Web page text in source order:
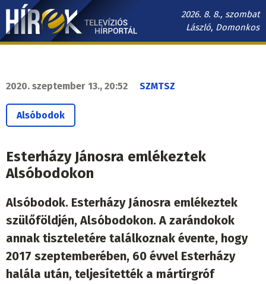
Ugrás
tartalomra
2026. 8. 8., szombat
László, Domonkos
Hírek.sk
2020. szeptember 13., 20:52 SZMTSZ
Alsóbodok
Esterházy Jánosra emlékeztek
Alsóbodokon
Alsóbodok. Esterházy Jánosra emlékeztek
szülőföldjén, Alsóbodokon. A zarándokok
annak tiszteletére találkoznak évente, hogy
2017 szeptemberében, 60 évvel Esterházy
halála után, teljesítették a mártírgróf